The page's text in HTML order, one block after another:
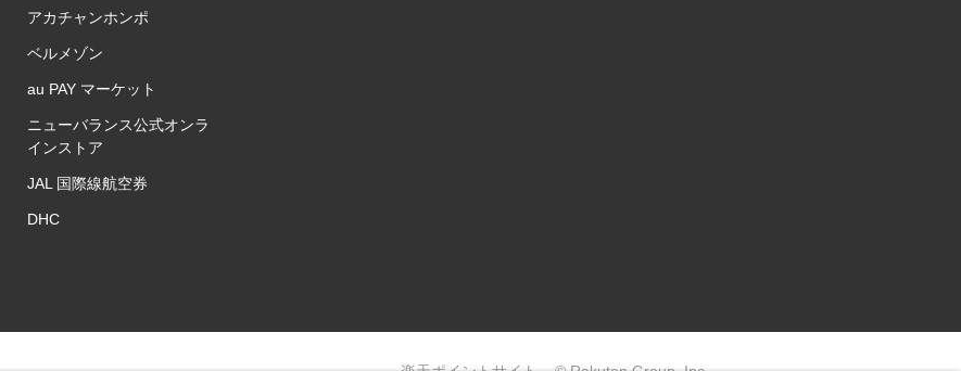
アカチャンホンポ
ベルメゾン
au PAY マーケット
ニューバランス公式オンラ
インストア
JAL 国際線航空券
DHC